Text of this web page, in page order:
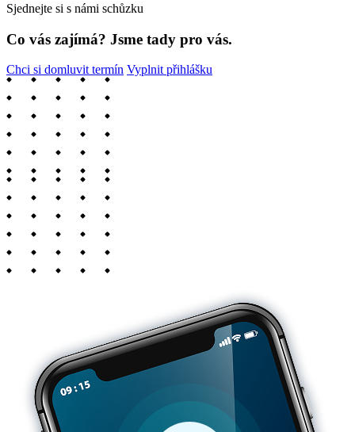
Sjednejte si s námi schůzku
Co vás zajímá? Jsme tady pro vás.
Chci si domluvit termín Vyplnit přihlášku